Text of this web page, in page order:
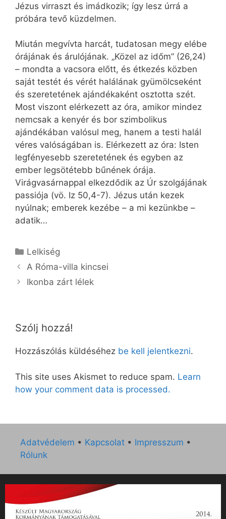
Jézus virraszt és imádkozik; így lesz úrrá a
próbára tevő küzdelmen.
Miután megvívta harcát, tudatosan megy elébe
órájának és árulójának. „Közel az időm” (26,24)
– mondta a vacsora előtt, és étkezés közben
saját testét és vérét halálának gyümölcseként
és szeretetének ajándékaként osztotta szét.
Most viszont elérkezett az óra, amikor mindez
nemcsak a kenyér és bor szimbolikus
ajándékában valósul meg, hanem a testi halál
véres valóságában is. Elérkezett az óra: Isten
legfényesebb szeretetének és egyben az
ember legsötétebb bűnének órája.
Virágvasárnappal elkezdődik az Úr szolgájának
passiója (vö. Iz 50,4-7). Jézus után kezek
nyúlnak; emberek kezébe – a mi kezünkbe –
adatik…
Kategória
Lelkiség
A Róma-villa kincsei
Ikonba zárt lélek
Szólj hozzá!
Hozzászólás küldéséhez be kell jelentkezni.
This site uses Akismet to reduce spam. Learn
how your comment data is processed.
Adatvédelem • Kapcsolat • Impresszum •
Rólunk